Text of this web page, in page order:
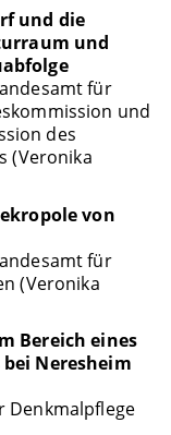
und die
und
für
und
des
(Veronika
von
für
(Veronika
Bereich eines
Neresheim
Denkmalpflege